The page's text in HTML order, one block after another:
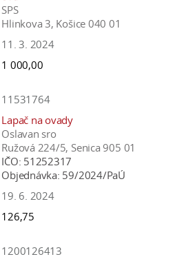
SPS
Hlinkova 3, Košice 040 01
11. 3. 2024
1 000,00
11531764
Lapač na ovady
Oslavan sro
Ružová 224/5, Senica 905 01
IČO: 51252317
Objednávka: 59/2024/PaÚ
19. 6. 2024
126,75
1200126413